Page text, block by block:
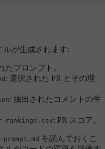
ルが生成されます:
たプロンプト。
: 選択された PR とその理
: 抽出されたコメントの生
rankings.csv: PR スコア。
を読んでおくこ